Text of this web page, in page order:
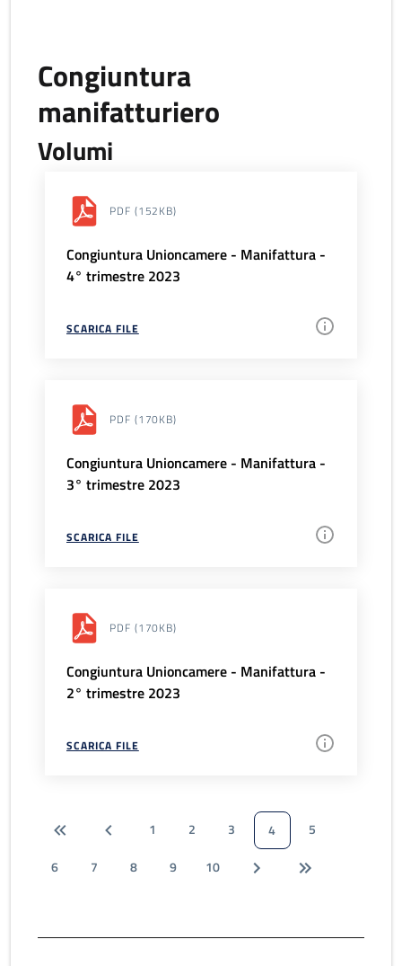
Congiuntura
manifatturiero
Volumi
PDF (152KB)
Congiuntura Unioncamere - Manifattura -
4° trimestre 2023
SCARICA FILE
PDF (170KB)
Congiuntura Unioncamere - Manifattura -
3° trimestre 2023
SCARICA FILE
PDF (170KB)
Congiuntura Unioncamere - Manifattura -
2° trimestre 2023
SCARICA FILE
1 2 3 4
5
6
7 8 9 10